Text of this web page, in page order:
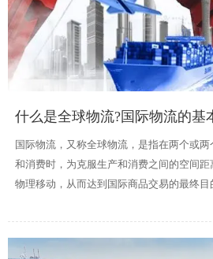
什么是全球物流?国际物流的基
国际物流，又称全球物流，是指在两个或
和消费时，为克服生产和消费之间的空间
物理移动，从而达到国际商品交易的最终
和收取货物的贸易对流条件。